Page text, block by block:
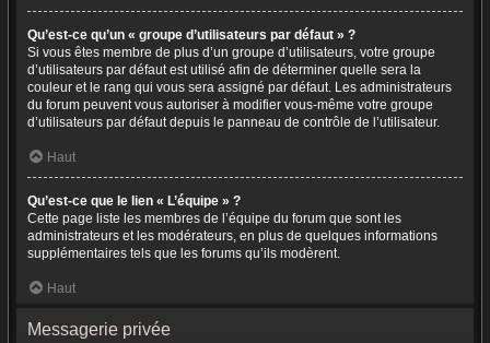
Qu’est-ce qu’un « groupe d’utilisateurs par défaut » ?
Si vous êtes membre de plus d’un groupe d’utilisateurs, votre groupe
d’utilisateurs par défaut est utilisé afin de déterminer quelle sera la
couleur et le rang qui vous sera assigné par défaut. Les administrateurs
du forum peuvent vous autoriser à modifier vous-même votre groupe
d’utilisateurs par défaut depuis le panneau de contrôle de l’utilisateur.
Haut
Qu’est-ce que le lien « L’équipe » ?
Cette page liste les membres de l’équipe du forum que sont les
administrateurs et les modérateurs, en plus de quelques informations
supplémentaires tels que les forums qu’ils modèrent.
Haut
Messagerie privée